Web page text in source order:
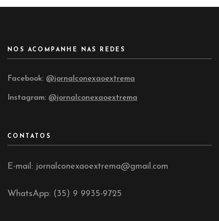
NOS ACOMPANHE NAS REDES
Facebook: @jornalconexaoextrema
Instagram: @jornalconexaoextrema
CONTATOS
E-mail: jornalconexaoextrema@gmail.com
WhatsApp: (35) 9 9935-9725